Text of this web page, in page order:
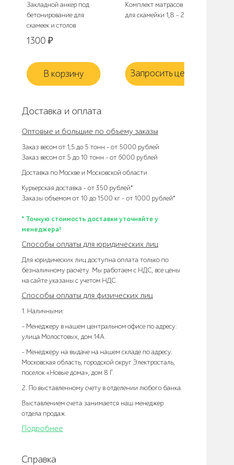
Закладной анкер под
бетонирование для
скамеек и столов
1300 ₽
В корзину
Комплект матрасов 2С3
для скамейки 1,8 - 2,0 м.
Запросить цену
Доставка и оплата
Оптовые и большие по объему заказы
Заказ весом от 1,5 до 5 тонн – от 5000 рублей
Заказ весом от 5 до 10 тонн – от 6000 рублей
Доставка по Москве и Московской области
Курьерская доставка – от 350 рублей*
Заказы объемом от 10 до 1500 кг – от 1000 рублей*
* Точную стоимость доставки уточняйте у
менеджера!
Способы оплаты для юридических лиц
Для юридических лиц доступна оплата только по
безналичному расчёту. Мы работаем с НДС, все цены
на сайте указаны с учетом НДС.
Способы оплаты для физических лиц
1. Наличными:
- Менеджеру в нашем центральном офисе по адресу:
улица Молостовых, дом 14А.
- Менеджеру на выдаче на нашем складе по адресу:
Московская область, городской округ Электросталь,
поселок «Новые дома», дом 8 Г.
2. По выставленному счету в отделении любого банка.
Выставлением счета занимается наш менеджер
отдела продаж.
Подробнее
Справка